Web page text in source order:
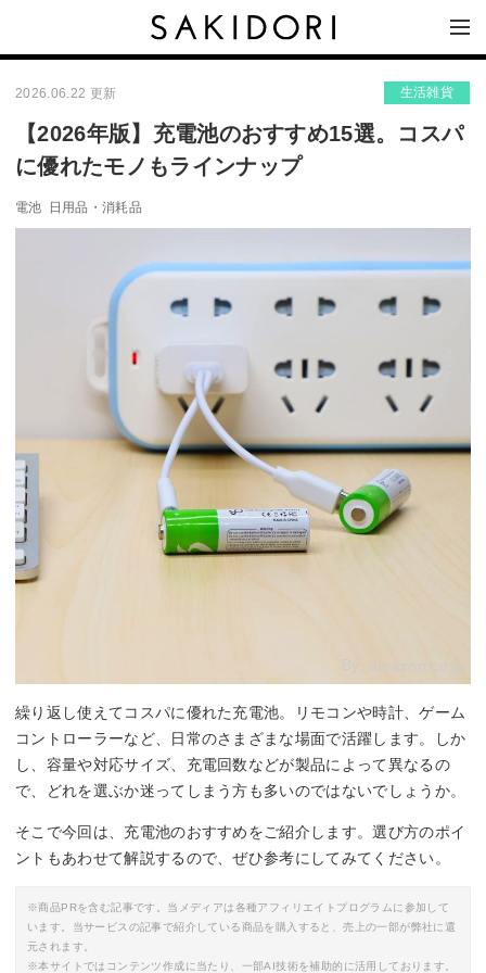
2026.06.22 更新 生活雑貨
【2026年版】充電池のおすすめ15選。コスパ
に優れたモノもラインナップ
電池 日用品・消耗品
amazon.co.jp
繰り返し使えてコスパに優れた充電池。リモコンや時計、ゲーム
コントローラーなど、日常のさまざまな場面で活躍します。しか
し、容量や対応サイズ、充電回数などが製品によって異なるの
で、どれを選ぶか迷ってしまう方も多いのではないでしょうか。
そこで今回は、充電池のおすすめをご紹介します。選び方のポイ
ントもあわせて解説するので、ぜひ参考にしてみてください。
※商品PRを含む記事です。当メディアは各種アフィリエイトプログラムに参加して
います。当サービスの記事で紹介している商品を購入すると、売上の一部が弊社に還
元されます。
※本サイトではコンテンツ作成に当たり、一部AI技術を補助的に活用しております。